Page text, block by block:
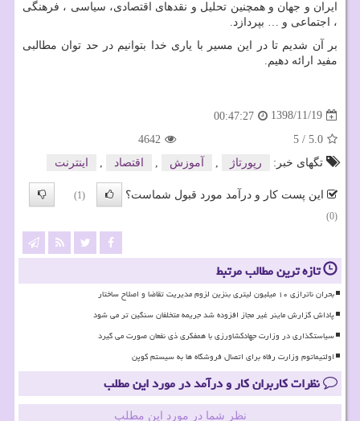
ایران و جهان و همچنین تحلیل و نقدهای اقتصادی، سیاسی ، فرهنگی
، اجتماعی و … بپردازد.
بر آن شدیم تا در این مسیر با یاری خدا بتوانیم در حد توان مطالبی
مفید ارائه دهیم.
1398/11/19
00:47:27
5.0
/
5
4642
تگهای خبر:
رپورتاژ , آموزش , اقتصاد , اینترنت
این پست کار و درآمد مورد قبول شماست؟
(1)
(0)
تازه ترین مطالب مرتبط
بحران ناترازی ۱۰ میلیون لیتری بنزین لزوم مدیریت تقاضا و اصلاح ساختار
پاداش گزارش ماینر غیر مجاز افزوده شد جریمه متخلفان سنگین تر می شود
سیاستگذاری در وزارت جهادکشاورزی با همفکری ذی نفعان صورت می گیرد
اولتیماتوم وزارت رفاه برای اتصال فروشگاه ها به سیستم کوپن
نظرات کاربران کار و درآمد در مورد این مطلب
نظر شما در مورد این مطلب